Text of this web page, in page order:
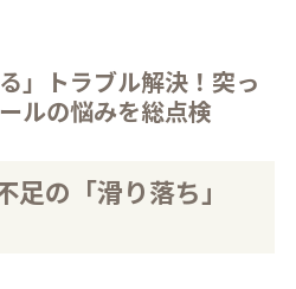
」トラブル解決！突っ
ルの悩みを総点検
の「滑り落ち」